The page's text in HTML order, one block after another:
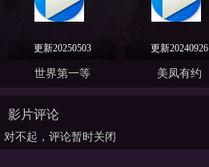
更新20250503
世界第一等
更新20240926
美凤有约
影片评论
对不起，评论暂时关闭